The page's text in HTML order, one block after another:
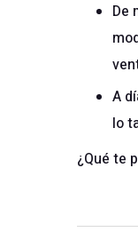
De
A
lo
¿Qué te